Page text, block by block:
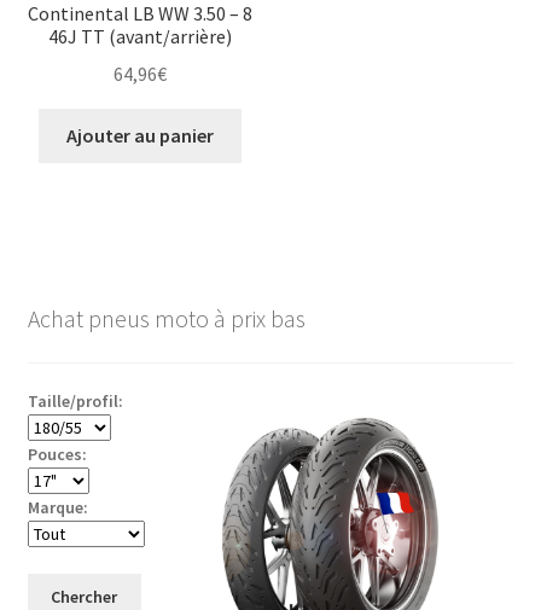
Continental LB WW 3.50 – 8
46J TT (avant/arrière)
64,96€
Ajouter au panier
Achat pneus moto à prix bas
Taille/profil:
Pouces:
Marque:
Chercher